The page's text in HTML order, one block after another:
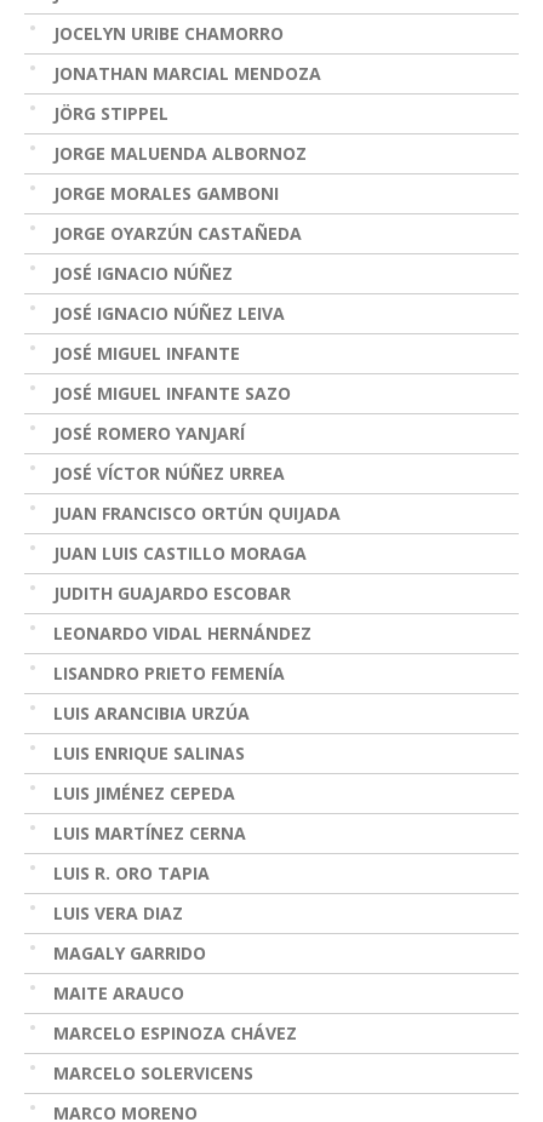
JOCELYN URIBE CHAMORRO
JONATHAN MARCIAL MENDOZA
JÖRG STIPPEL
JORGE MALUENDA ALBORNOZ
JORGE MORALES GAMBONI
JORGE OYARZÚN CASTAÑEDA
JOSÉ IGNACIO NÚÑEZ
JOSÉ IGNACIO NÚÑEZ LEIVA
JOSÉ MIGUEL INFANTE
JOSÉ MIGUEL INFANTE SAZO
JOSÉ ROMERO YANJARÍ
JOSÉ VÍCTOR NÚÑEZ URREA
JUAN FRANCISCO ORTÚN QUIJADA
JUAN LUIS CASTILLO MORAGA
JUDITH GUAJARDO ESCOBAR
LEONARDO VIDAL HERNÁNDEZ
LISANDRO PRIETO FEMENÍA
LUIS ARANCIBIA URZÚA
LUIS ENRIQUE SALINAS
LUIS JIMÉNEZ CEPEDA
LUIS MARTÍNEZ CERNA
LUIS R. ORO TAPIA
LUIS VERA DIAZ
MAGALY GARRIDO
MAITE ARAUCO
MARCELO ESPINOZA CHÁVEZ
MARCELO SOLERVICENS
MARCO MORENO